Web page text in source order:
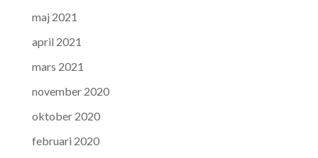
maj 2021
april 2021
mars 2021
november 2020
oktober 2020
februari 2020